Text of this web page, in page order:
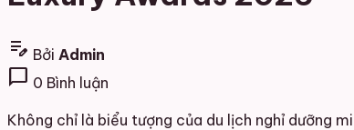
edit_note Bởi Admin
chat_bubble 0 Bình luận
Không chỉ là biểu tượng của du lịch nghỉ dưỡng